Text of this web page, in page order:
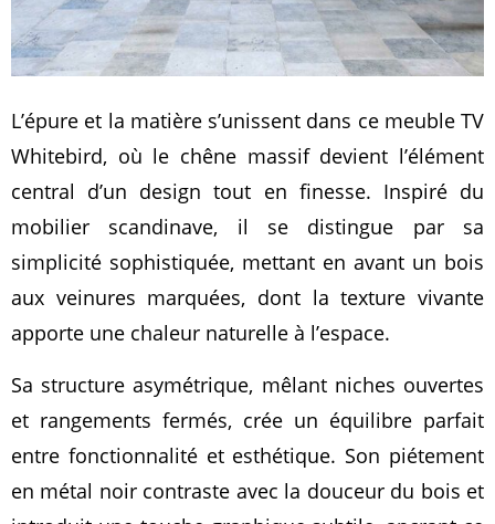
L’épure et la matière s’unissent dans ce meuble TV
Whitebird, où le chêne massif devient l’élément
central d’un design tout en finesse. Inspiré du
mobilier scandinave, il se distingue par sa
simplicité sophistiquée, mettant en avant un bois
aux veinures marquées, dont la texture vivante
apporte une chaleur naturelle à l’espace.
Sa structure asymétrique, mêlant niches ouvertes
et rangements fermés, crée un équilibre parfait
entre fonctionnalité et esthétique. Son piétement
en métal noir contraste avec la douceur du bois et